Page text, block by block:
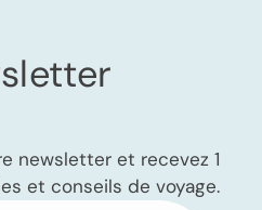
newsletter et recevez 1
et conseils de voyage.